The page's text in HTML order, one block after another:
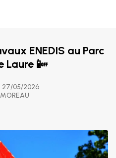
ENEDIS au Parc
Laure 📴
27/05/2026